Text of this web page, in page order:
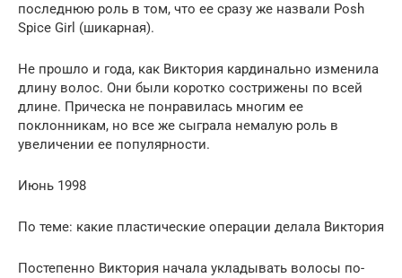
последнюю роль в том, что ее сразу же назвали Рosh
Spice Girl (шикарная).
Не прошло и года, как Виктория кардинально изменила
длину волос. Они были коротко сострижены по всей
длине. Прическа не понравилась многим ее
поклонникам, но все же сыграла немалую роль в
увеличении ее популярности.
Июнь 1998
По теме: какие пластические операции делала Виктория
Постепенно Виктория начала укладывать волосы по-